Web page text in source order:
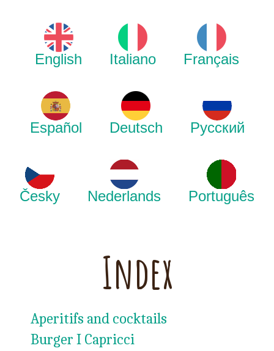
English Italiano Français
Español Deutsch Русский
Česky Nederlands Português
Index
Aperitifs and cocktails
Burger I Capricci